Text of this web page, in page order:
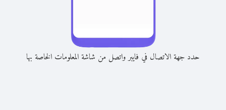
حدد جهة الاتصال في فايبر واتصل من شاشة المعلومات الخاصة بها